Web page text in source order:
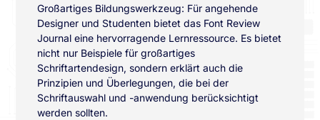
Großartiges Bildungswerkzeug: Für angehende
Designer und Studenten bietet das Font Review
Journal eine hervorragende Lernressource. Es bietet
nicht nur Beispiele für großartiges
Schriftartendesign, sondern erklärt auch die
Prinzipien und Überlegungen, die bei der
Schriftauswahl und -anwendung berücksichtigt
werden sollten.